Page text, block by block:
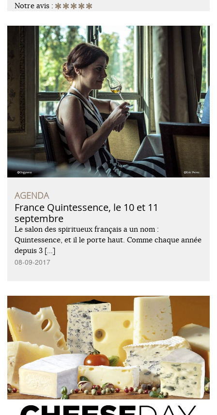
Notre avis :
AGENDA
France Quintessence, le 10 et 11
septembre
Le salon des spiritueux français a un nom :
Quintessence, et il le porte haut. Comme chaque année
depuis 3 […]
08-09-2017